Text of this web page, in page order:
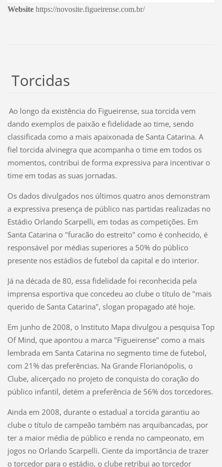
Websitehttps://novosite.figueirense.com.br/
Torcidas
Ao longo da existência do Figueirense, sua torcida vem
dando exemplos de paixão e fidelidade ao time, sendo
classificada como a mais apaixonada de Santa Catarina. A
fiel torcida alvinegra que acompanha o time em todos os
momentos, contribui de forma expressiva para incentivar o
time em todas as suas jornadas.
Os dados divulgados nos últimos quatro anos demonstram
a expressiva presença de público nas partidas realizadas no
Estádio Orlando Scarpelli, em todas as competições. Em
Santa Catarina o "furacão do estreito" como é conhecido, é
responsável por médias superiores a 50% do público
presente nos estádios de futebol da capital e do interior.
Já na década de 80, essa fidelidade foi reconhecida pela
imprensa esportiva que concedeu ao clube o título de "mais
querido de Santa Catarina", slogan propagado até hoje.
Em junho de 2008, o Instituto Mapa divulgou a pesquisa Top
Of Mind, que apontou a marca "Figueirense" como a mais
lembrada em Santa Catarina no segmento time de futebol,
com 21% das preferências. Na Grande Florianópolis, o
Clube, alicerçado no projeto de conquista do coração do
público infantil, detém a preferência de 56% dos torcedores.
Ainda em 2008, durante o estadual a torcida garantiu ao
clube o título de campeão também nas arquibancadas, por
ter a maior média de público e renda no campeonato, em
jogos no Orlando Scarpelli. Ciente da importância de trazer
o torcedor para o estádio, o clube retribui ao torcedor